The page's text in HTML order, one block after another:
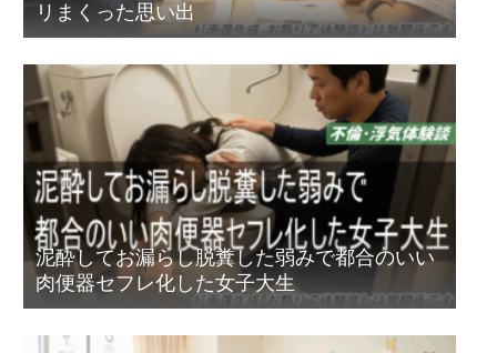
リまくった思い出
泥酔してお漏らし脱糞した弱みで都合のいい
肉便器セフレ化した女子大生